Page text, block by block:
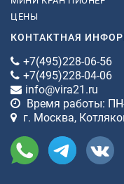
ЦЕНЫ
КОНТАКТНАЯ
+7(495)228-06-56
+7(495)228-04-06
info@vira21.ru
Время работы:
г. Москва,